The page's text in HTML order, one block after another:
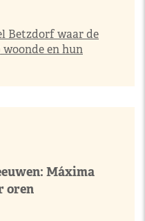
Betzdorf waar de
en hun
Máxima
oren